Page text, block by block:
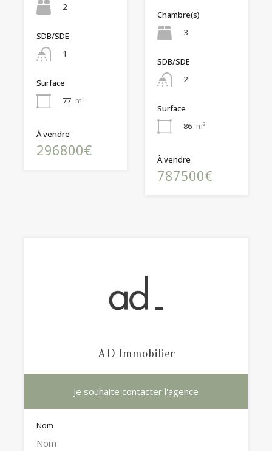
2
SDB/SDE
1
Surface
77 m²
À vendre
296800€
Chambre(s)
3
SDB/SDE
2
Surface
86 m²
À vendre
787500€
AD Immobilier
Je souhaite contacter l'agence
Nom